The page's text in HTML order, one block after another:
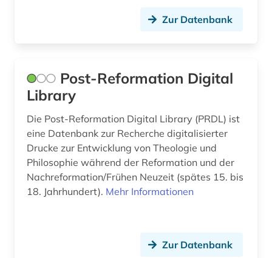
library of congress (1)
lima (1)
linguistik (2)
litauen (1)
Zur Datenbank
Post-Reformation Digital
Library
Die Post-Reformation Digital Library (PRDL) ist
eine Datenbank zur Recherche digitalisierter
Drucke zur Entwicklung von Theologie und
Philosophie während der Reformation und der
Nachreformation/Frühen Neuzeit (spätes 15. bis
18. Jahrhundert). Mehr Informationen
Zur Datenbank